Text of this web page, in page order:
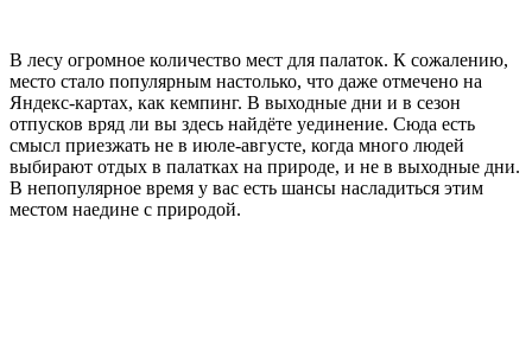
В лесу огромное количество мест для палаток. К сожалению,
место стало популярным настолько, что даже отмечено на
Яндекс-картах, как кемпинг. В выходные дни и в сезон
отпусков вряд ли вы здесь найдёте уединение. Сюда есть
смысл приезжать не в июле-августе, когда много людей
выбирают отдых в палатках на природе, и не в выходные дни.
В непопулярное время у вас есть шансы насладиться этим
местом наедине с природой.